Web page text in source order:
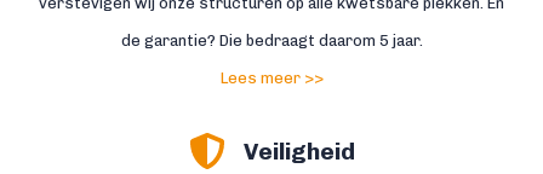
de garantie? Die bedraagt daarom 5 jaar.
Lees meer >>
Veiligheid